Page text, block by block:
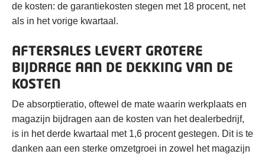
de kosten: de garantiekosten stegen met 18 procent, net
als in het vorige kwartaal.
AFTERSALES LEVERT GROTERE
BIJDRAGE AAN DE DEKKING VAN DE
KOSTEN
De absorptieratio, oftewel de mate waarin werkplaats en
magazijn bijdragen aan de kosten van het dealerbedrijf,
is in het derde kwartaal met 1,6 procent gestegen. Dit is te
danken aan een sterke omzetgroei in zowel het magazijn